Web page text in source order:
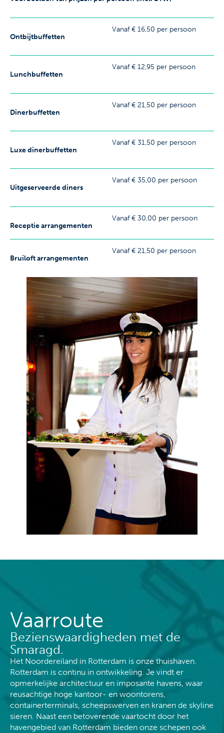
Ontbijtbuffetten
Vanaf € 16,50 per persoon
Lunchbuffetten
Vanaf € 12,95 per persoon
Dinerbuffetten
Vanaf € 21,50 per persoon
Luxe dinerbuffetten
Vanaf € 31,50 per persoon
Uitgeserveerde diners
Vanaf € 35,00 per persoon
Receptie arrangementen
Vanaf € 30,00 per persoon
Bruiloft arrangementen
Vanaf € 21,50 per persoon
Vaarroute
Bezienswaardig­heden met de
Smaragd.
Het Noordereiland in Rotterdam is onze thuishaven.
Rotterdam is continu in ontwikkeling. Je vindt er
opmerkelijke architectuur en imposante havens, waar
reusachtige hoge kantoor- en woontorens,
containerterminals, scheepswerven en kranen de skyline
sieren. Naast een betoverende vaartocht door het
havengebied van Rotterdam bieden onze schepen ook